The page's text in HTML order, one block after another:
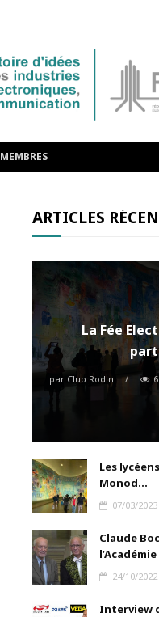
MEMBRES
ARTICLES
La Fée
par Club Rodin /
Les
Monod...
07/03/2023
Claude
24/10/2022
Interview